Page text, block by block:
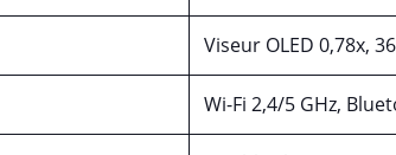
Viseur OLED 0,78x,
Wi-Fi 2,4/5 GHz,